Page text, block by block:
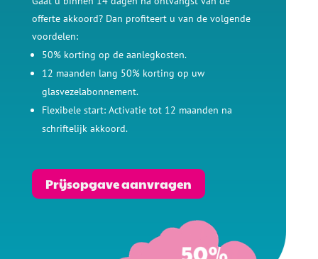
offerte akkoord? Dan profiteert u van de volgende
voordelen:
50% korting op de aanlegkosten.
12 maanden lang 50% korting op uw
glasvezelabonnement.
Flexibele start: Activatie tot 12 maanden na
schriftelijk akkoord.
Prijsopgave aanvragen